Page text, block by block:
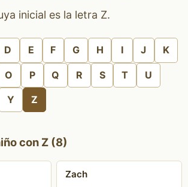
inicial es la letra Z.
D E F G H I J K
O P Q R S T U
Y Z
con Z (8)
Zach